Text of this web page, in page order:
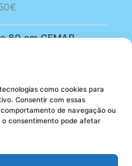
como cookies para
Consentir com essas
de navegação ou
o consentimento pode afetar
€
80 cm GEMAR
era:
4.90€.
é:
3.80€.
de 13 cm GEMAR -
pink
O4.20€O